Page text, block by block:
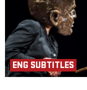
ENG SUBTITLES